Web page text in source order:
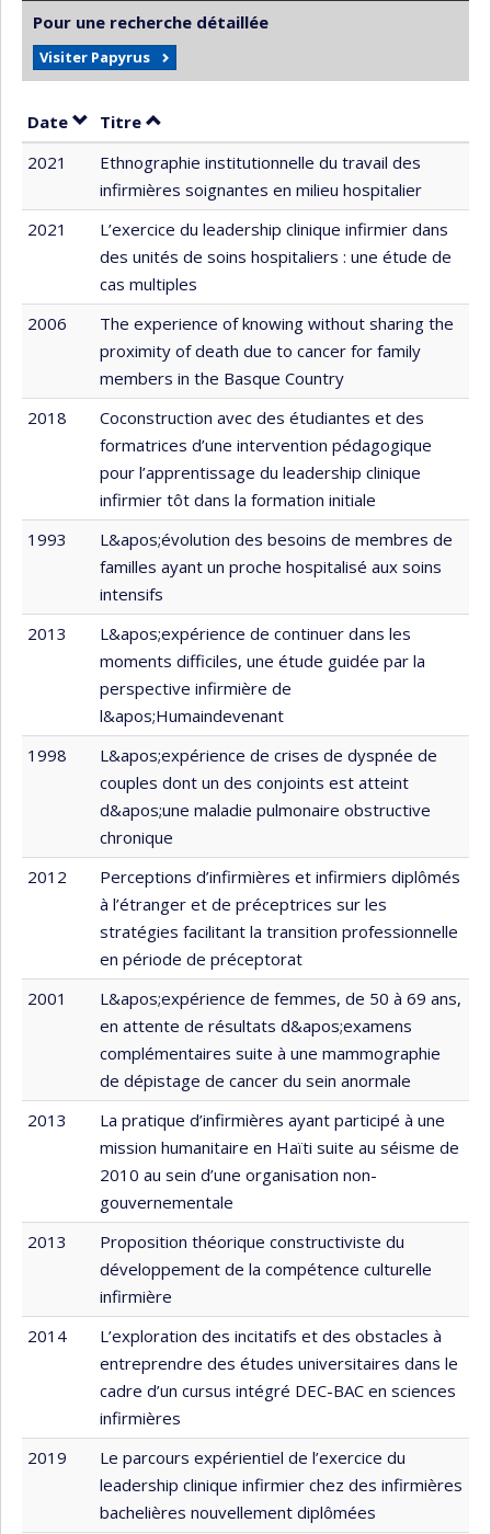
Pour une recherche détaillée
Visiter Papyrus
Date Trier par date en ordre décroissant
Titre Trier par titre en ordre décroissant
2021
Ethnographie institutionnelle du travail des
infirmières soignantes en milieu hospitalier
2021
L’exercice du leadership clinique infirmier dans
des unités de soins hospitaliers : une étude de
cas multiples
2006
The experience of knowing without sharing the
proximity of death due to cancer for family
members in the Basque Country
2018
Coconstruction avec des étudiantes et des
formatrices d’une intervention pédagogique
pour l’apprentissage du leadership clinique
infirmier tôt dans la formation initiale
1993
L&apos;évolution des besoins de membres de
familles ayant un proche hospitalisé aux soins
intensifs
2013
L&apos;expérience de continuer dans les
moments difficiles, une étude guidée par la
perspective infirmière de
l&apos;Humaindevenant
1998
L&apos;expérience de crises de dyspnée de
couples dont un des conjoints est atteint
d&apos;une maladie pulmonaire obstructive
chronique
2012
Perceptions d’infirmières et infirmiers diplômés
à l’étranger et de préceptrices sur les
stratégies facilitant la transition professionnelle
en période de préceptorat
2001
L&apos;expérience de femmes, de 50 à 69 ans,
en attente de résultats d&apos;examens
complémentaires suite à une mammographie
de dépistage de cancer du sein anormale
2013
La pratique d’infirmières ayant participé à une
mission humanitaire en Haïti suite au séisme de
2010 au sein d’une organisation non-
gouvernementale
2013
Proposition théorique constructiviste du
développement de la compétence culturelle
infirmière
2014
L’exploration des incitatifs et des obstacles à
entreprendre des études universitaires dans le
cadre d’un cursus intégré DEC-BAC en sciences
infirmières
2019
Le parcours expérientiel de l’exercice du
leadership clinique infirmier chez des infirmières
bachelières nouvellement diplômées